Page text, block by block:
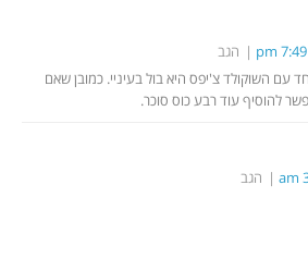
הגב
עם השוקולד צ'יפס היא בול בעיניי. כמובן שאם
להוסיף עוד רבע כוס סוכר.
הגב